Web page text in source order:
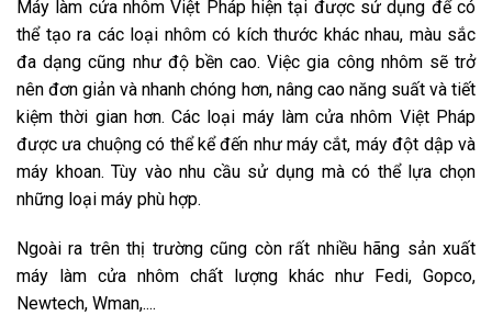
Máy làm cửa nhôm Việt Pháp hiện tại được sử dụng để có
thể tạo ra các loại nhôm có kích thước khác nhau, màu sắc
đa dạng cũng như độ bền cao. Việc gia công nhôm sẽ trở
nên đơn giản và nhanh chóng hơn, nâng cao năng suất và tiết
kiệm thời gian hơn. Các loại máy làm cửa nhôm Việt Pháp
được ưa chuộng có thể kể đến như máy cắt, máy đột dập và
máy khoan. Tùy vào nhu cầu sử dụng mà có thể lựa chọn
những loại máy phù hợp.
Ngoài ra trên thị trường cũng còn rất nhiều hãng sản xuất
máy làm cửa nhôm chất lượng khác như Fedi, Gopco,
Newtech, Wman,....